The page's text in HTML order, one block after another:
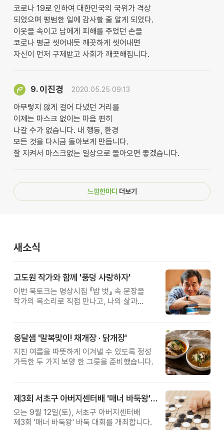
코로나 19로 인하여 대한민국의 국위가 격상
되었으며 평범한 일에 감사할 줄 알게 되었다.
이웃을 속이고 남에게 피해를 주었던 손을
코로나 병균 씻어내듯 깨끗하게 씻어내면
자신이 먼저 구제받고 사회가 깨끗해집니다.
9. 이진경 2020.05.25 09:13
아무렇지 않게 걸어 다녔던 거리를
이제는 마스크 없이는 마음 편히
나갈 수가 없습니다. 내 행동, 환경
모든 것을 다시금 돌아보게 만듭니다.
잘 지켜서 마스크없는 일상으로 돌아오면 좋겠습니다.
느낌한마디 더보기
새소식
고도원 작가와 함께 '풍덩 사랑하자'
이번 북토크는 명상시집 『밥 벗』 속 문장을
작가의 목소리로 직접 만나고, 나의 삶과
옹달샘 '말복맞이! 채개장 · 닭개장'
지친 여름을 따뜻하게 이겨낼 수 있도록 정성
가득한 두 가지 보양 한 그릇을 준비했습니다.
제3회 서초구 아버지센터배 '매너 바둑왕' 대회
오는 9월 12일(토), 서초구 아버지센터배
제3회 '매너 바둑왕' 바둑 대회를 개최합니다.